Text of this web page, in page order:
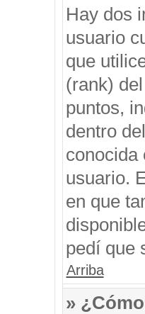
Hay dos
usuario
que
(rank)
puntos,
dentro
conocida
usuario.
en que
pedí que
Arriba
»